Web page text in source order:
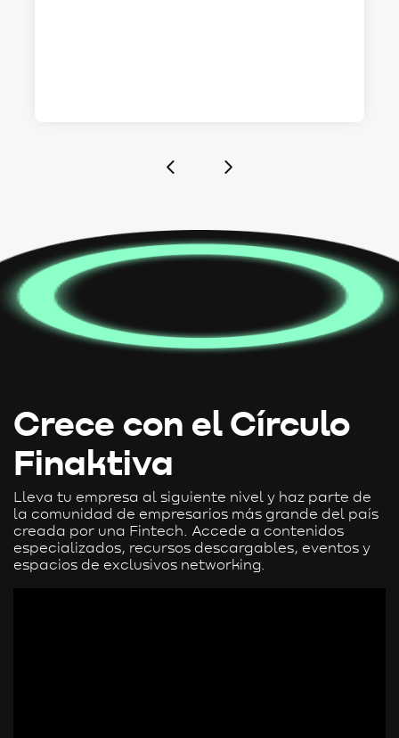
Crece con el Círculo
Finaktiva
Lleva tu empresa al siguiente nivel y haz parte de
la comunidad de empresarios más grande del país
creada por una Fintech. Accede a contenidos
especializados, recursos descargables, eventos y
espacios de exclusivos networking.